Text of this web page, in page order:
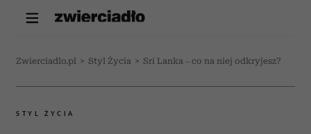
Zwierciadlo.pl > Styl Życia > Sri Lanka – co na niej odkryjesz?
STYL ŻYCIA